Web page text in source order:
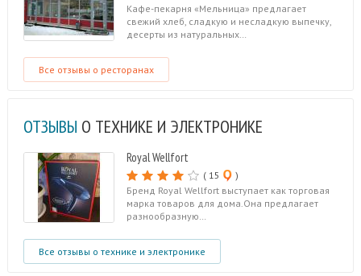
Кафе-пекарня «Мельница» предлагает
свежий хлеб, сладкую и несладкую выпечку,
десерты из натуральных…
Все отзывы о ресторанах
ОТЗЫВЫ О ТЕХНИКЕ И ЭЛЕКТРОНИКЕ
Royal Wellfort
( 15
)
Бренд Royal Wellfort выступает как торговая
марка товаров для дома.Она предлагает
разнообразную…
Все отзывы о технике и электронике